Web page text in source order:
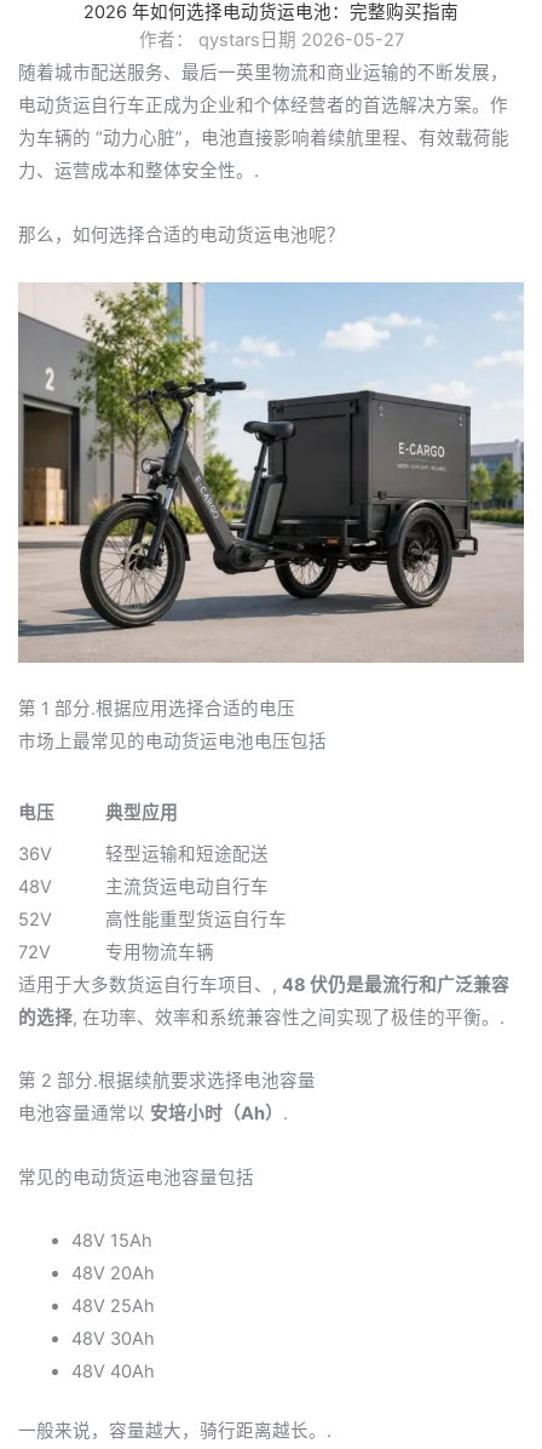
2026 年如何选择电动货运电池：完整购买指南
作者：
qystars 日期 2026-05-27
随着城市配送服务、最后一英里物流和商业运输的不断发展，
电动货运自行车正成为企业和个体经营者的首选解决方案。作
为车辆的 “动力心脏”，电池直接影响着续航里程、有效载荷能
力、运营成本和整体安全性。.
那么，如何选择合适的电动货运电池呢？
第 1 部分.根据应用选择合适的电压
市场上最常见的电动货运电池电压包括
电压
典型应用
36V
轻型运输和短途配送
48V
主流货运电动自行车
52V
高性能重型货运自行车
72V
专用物流车辆
适用于大多数货运自行车项目、, 48 伏仍是最流行和广泛兼容
的选择, 在功率、效率和系统兼容性之间实现了极佳的平衡。.
第 2 部分.根据续航要求选择电池容量
电池容量通常以 安培小时（Ah） .
常见的电动货运电池容量包括
48V 15Ah
48V 20Ah
48V 25Ah
48V 30Ah
48V 40Ah
一般来说，容量越大，骑行距离越长。.